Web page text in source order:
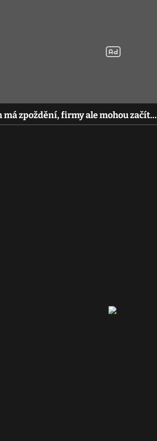
zpoždění, firmy ale mohou začít…